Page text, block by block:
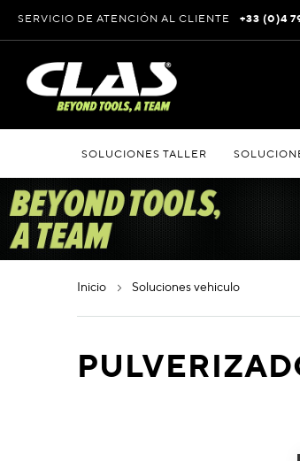
al
contenido
SERVICIO DE ATENCIÓN AL CLIENTE +33 (0)4
SOLUCIONES TALLER
inicio soluciones vehiculo